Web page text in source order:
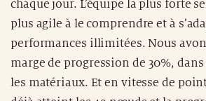
chaque jour. L’équipe la plus forte
plus agile à le comprendre et à
performances illimitées. Nous
marge de progression de 30%,
les matériaux. Et en vitesse de